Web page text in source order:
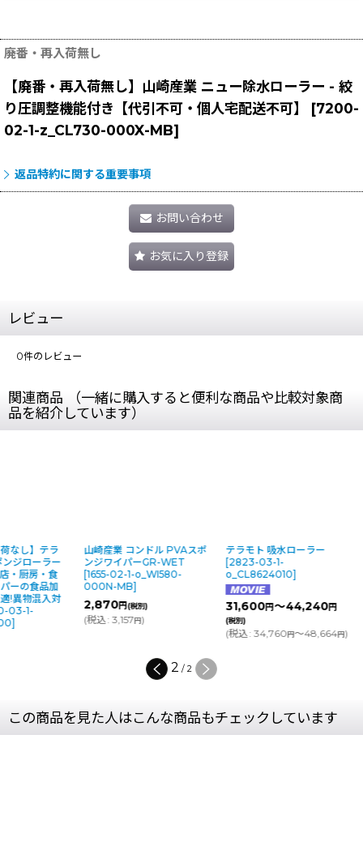
廃番・再入荷無し
【廃番・再入荷無し】山崎産業 ニュー除水ローラー - 絞
り圧調整機能付き【代引不可・個人宅配送不可】
[7200-
02-1-z_CL730-000X-MB]
返品特約に関する重要事項
お問い合わせ
お気に入り登録
レビュー
0件のレビュー
関連商品 （一緒に購入すると便利な商品や比較対象商
品を紹介しています）
なし】テラ
ジローラー
・厨房・食
ーの食品加
!異物混入対
03-1-
]
山崎産業 コンドル PVAスポ
ンジワイパーGR-WET
[1655-02-1-o_WI580-
000N-MB]
2,870円(税別)
(税込: 3,157円)
テラモト 吸水ローラー
[2823-03-1-
o_CL8624010]
31,600円～44,240円
(税別)
(税込: 34,760円～48,664円)
2 / 2
この商品を見た人はこんな商品もチェックしています